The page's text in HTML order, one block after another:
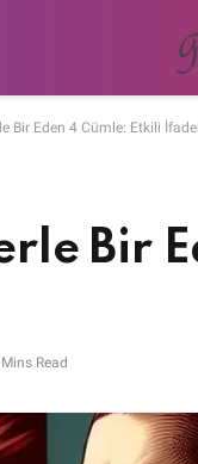
Bir Eden 4 Cümle: Etkili
Bir
Read